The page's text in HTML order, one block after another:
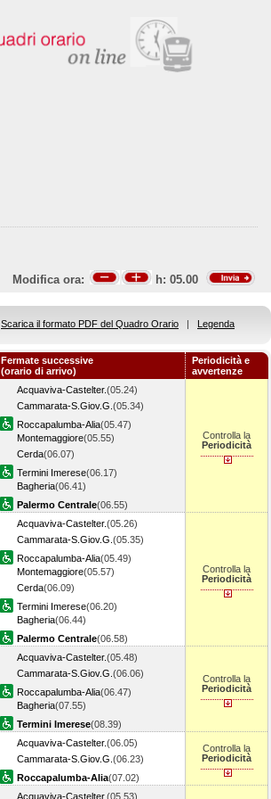
Modifica ora: h: 05.00
Scarica il formato PDF del Quadro Orario | Legenda
Fermate successive
(orario di arrivo)
Periodicità e
avvertenze
Acquaviva-Castelter.(05.24)
Cammarata-S.Giov.G. (05.34)
Roccapalumba-Alia(05.47)
Montemaggiore(05.55)
Cerda(06.07)
Termini Imerese(06.17)
Bagheria(06.41)
Palermo Centrale(06.55)
Controlla la
Periodicità
Acquaviva-Castelter.(05.26)
Cammarata-S.Giov.G. (05.35)
Roccapalumba-Alia(05.49)
Montemaggiore(05.57)
Cerda(06.09)
Termini Imerese(06.20)
Bagheria(06.44)
Palermo Centrale(06.58)
Controlla la
Periodicità
Acquaviva-Castelter.(05.48)
Cammarata-S.Giov.G. (06.06)
Roccapalumba-Alia(06.47)
Bagheria(07.55)
Termini Imerese(08.39)
Controlla la
Periodicità
Acquaviva-Castelter.(06.05)
Cammarata-S.Giov.G. (06.23)
Roccapalumba-Alia(07.02)
Controlla la
Periodicità
Acquaviva-Castelter.(05.53)